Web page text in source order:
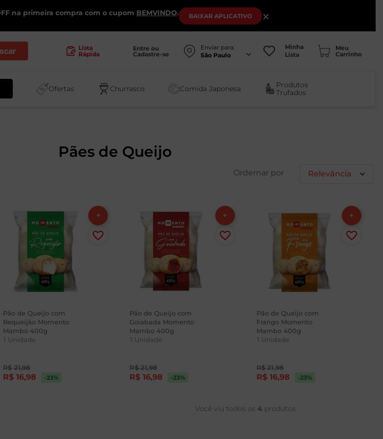
na primeira compra com o cupom BEMVINDO. BAIXAR APLICATIVO ×
Lista
Rápida
Entre ou
Cadastre-se
Enviar para:
São Paulo
Minha
Lista
Ofertas Churrasco Comida Japonesa
Produtos
Trufados
Pães de Queijo
Relevância
Pão de Queijo com
Requeijão Momento
Mambo 400g
1 Unidade
R$ 21,98
R$ 16,98 -23%
Pão de Queijo com
Goiabada Momento
Mambo 400g
1 Unidade
R$ 21,98
R$ 16,98 -23%
Pão de Queijo com
Frango Momento
Mambo 400g
1 Unidade
R$ 21,98
R$ 16,98 -23%
Você viu todos os 4 produtos